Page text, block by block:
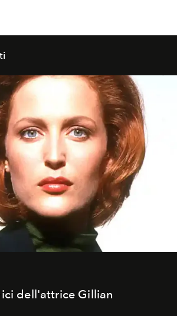
dell'attrice Gillian